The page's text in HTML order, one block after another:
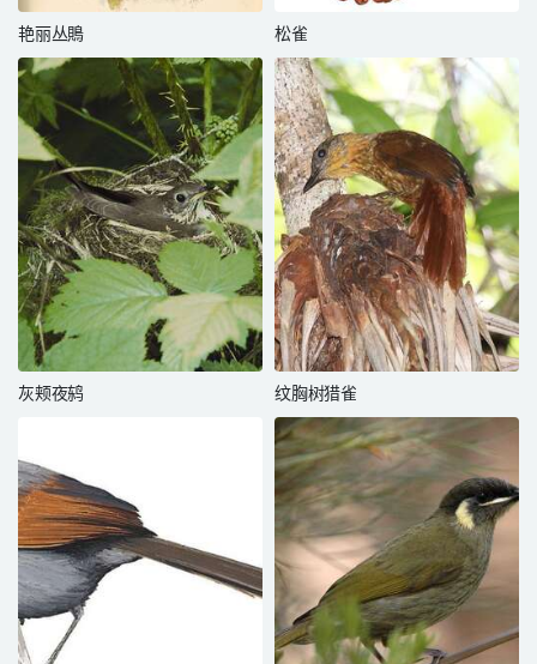
艳丽丛鵙 松雀
灰颊夜鸫 纹胸树猎雀